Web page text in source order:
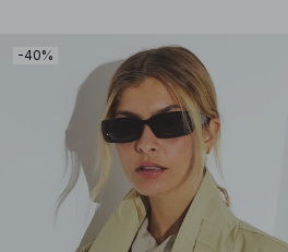
-40%